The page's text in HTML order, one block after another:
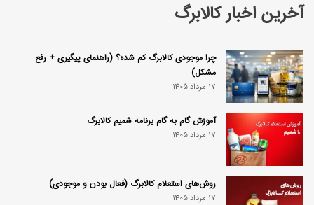
آخرین اخبار کالابرگ
چرا موجودی کالابرگ کم شده؟ (راهنمای پیگیری + رفع
مشکل)
17 مرداد 1405
آموزش گام به گام برنامه شمیم کالابرگ
17 مرداد 1405
روش‌های استعلام کالابرگ (فعال بودن و موجودی)
17 مرداد 1405